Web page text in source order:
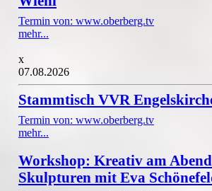
Termin von: www.oberberg.tv
mehr...
x
07.08.2026
Stammtisch VVR
Termin von: www.oberberg.tv
mehr...
Workshop: Kreativ am
Skulpturen mit Eva